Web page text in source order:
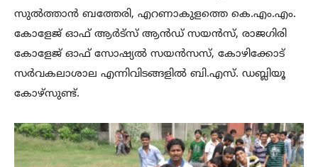
സുൽത്താൻ ബത്തേരി, എറണാകുളത്തെ കെ.എം.എം.
കോളേജ് ഓഫ് ആർട്സ് ആൻഡ് സയൻസ്, രാജഗിരി
കോളേജ് ഓഫ് സോഷ്യൽ സയൻസസ്, കോഴിക്കോട്
സർവകലാശാല എന്നിവിടങ്ങളിൽ ബി.എസ്. ഡബ്ലിയൂ
കോഴ്സുണ്ട്.